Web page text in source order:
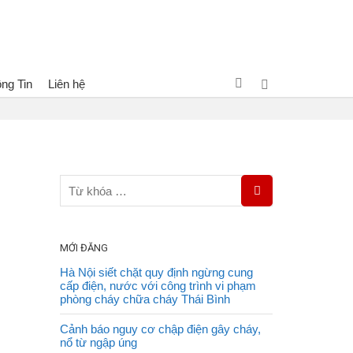
Tin Liên hệ
Dragon - Vietlink Vietnam Phóng sự về PCCC&CNCH
MỚI ĐĂNG
Hà Nội siết chặt quy định ngừng cung
cấp điện, nước với công trình vi phạm
phòng cháy chữa cháy Thái Bình
Cảnh báo nguy cơ chập điện gây cháy,
nổ từ ngập úng